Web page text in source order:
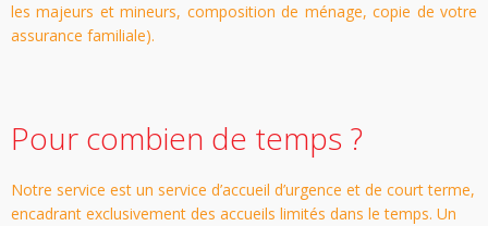
les majeurs et mineurs, composition de ménage, copie de votre
assurance familiale).
Pour combien de temps ?
Notre service est un service d’accueil d’urgence et de court terme,
encadrant exclusivement des accueils limités dans le temps. Un